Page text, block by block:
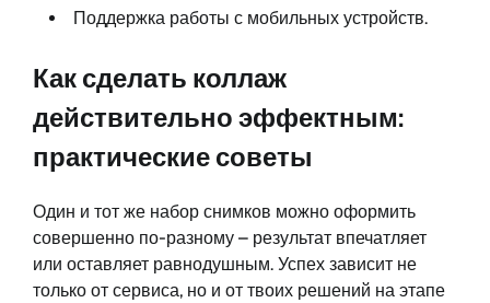
Поддержка работы с мобильных устройств.
Как сделать коллаж
действительно эффектным:
практические советы
Один и тот же набор снимков можно оформить
совершенно по-разному – результат впечатляет
или оставляет равнодушным. Успех зависит не
только от сервиса, но и от твоих решений на этапе